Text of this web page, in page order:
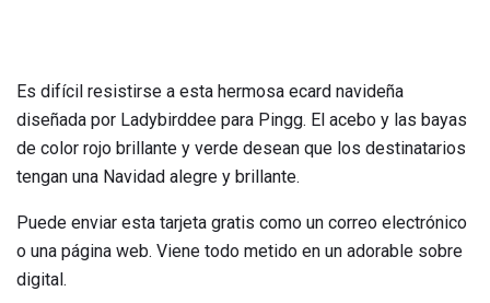
Es difícil resistirse a esta hermosa ecard navideña
diseñada por Ladybirddee para Pingg. El acebo y las bayas
de color rojo brillante y verde desean que los destinatarios
tengan una Navidad alegre y brillante.
Puede enviar esta tarjeta gratis como un correo electrónico
o una página web. Viene todo metido en un adorable sobre
digital.